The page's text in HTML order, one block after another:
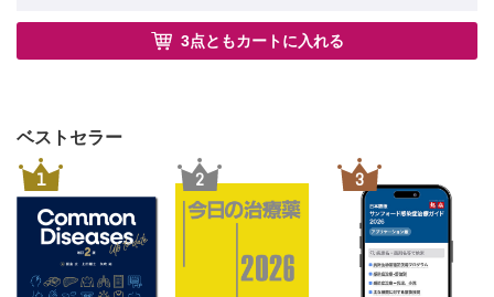
4．室内の化学物質
E．廃棄物処理
1．廃棄物の種類
2．ごみ処理問題への対策
10章 環境汚染と公害
A．有害環境と健康障害
1．大気汚染と健康障害
2．水質・土壌の汚染と健康障害
3．その他の有害環境による障害
B．公害・環境汚染の変遷
2．がんの発生
3．がんの要因
C．心疾患と脳血管疾患
2．動脈硬化と高血圧
3．心臓血管疾患
4．脳血管疾患
5．血管の病気の予防
D．その他の生活習慣病
3点ともカートに入れる
ベストセラー
1 2 3